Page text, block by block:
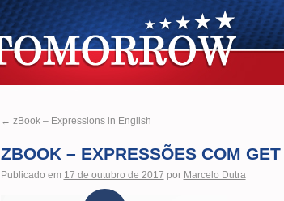
← zBook – Expressions in English
ZBOOK – EXPRESSÕES COM GET
Publicado em 17 de outubro de 2017 por Marcelo Dutra